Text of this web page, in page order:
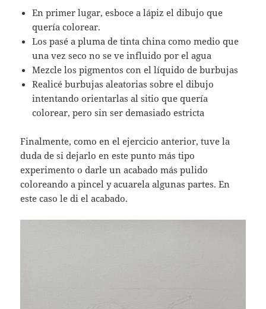
En primer lugar, esboce a lápiz el dibujo que
quería colorear.
Los pasé a pluma de tinta china como medio que
una vez seco no se ve influido por el agua
Mezcle los pigmentos con el líquido de burbujas
Realicé burbujas aleatorias sobre el dibujo
intentando orientarlas al sitio que quería
colorear, pero sin ser demasiado estricta
Finalmente, como en el ejercicio anterior, tuve la
duda de si dejarlo en este punto más tipo
experimento o darle un acabado más pulido
coloreando a pincel y acuarela algunas partes. En
este caso le di el acabado.